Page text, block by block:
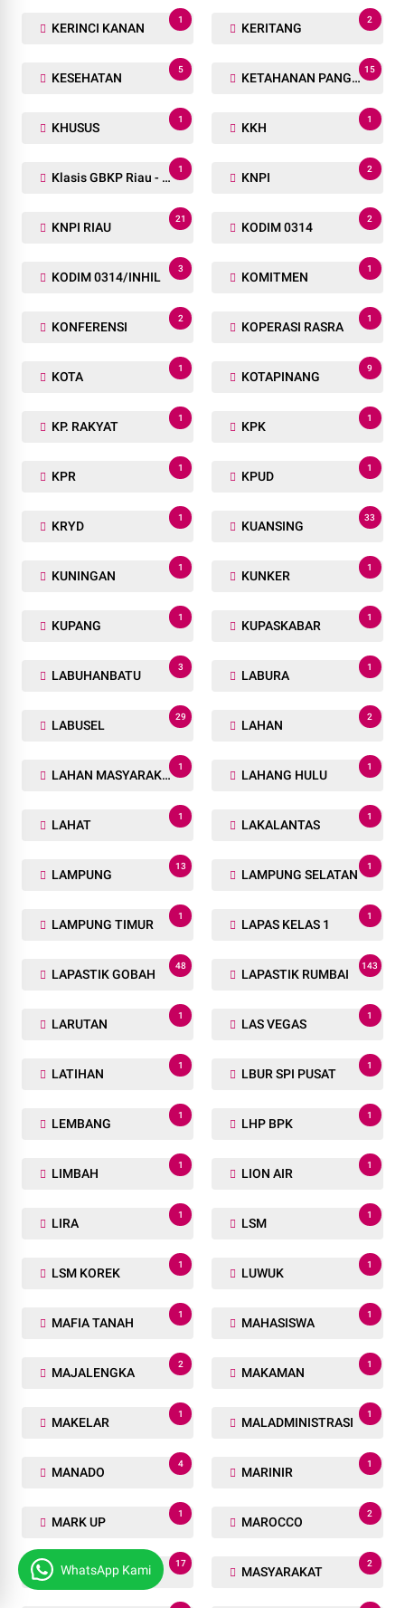
KERINCI KANAN
1
KERITANG
2
KESEHATAN
5
KETAHANAN PANGAN
15
KHUSUS
1
KKH
1
Klasis GBKP Riau - Sumbar.
1
KNPI
2
KNPI RIAU
21
KODIM 0314
2
KODIM 0314/INHIL
3
KOMITMEN
1
KONFERENSI
2
KOPERASI RASRA
1
KOTA
1
KOTAPINANG
9
KP. RAKYAT
1
KPK
1
KPR
1
KPUD
1
KRYD
1
KUANSING
33
KUNINGAN
1
KUNKER
1
KUPANG
1
KUPASKABAR
1
LABUHANBATU
3
LABURA
1
LABUSEL
29
LAHAN
2
LAHAN MASYARAKAT
1
LAHANG HULU
1
LAHAT
1
LAKALANTAS
1
LAMPUNG
13
LAMPUNG SELATAN
1
LAMPUNG TIMUR
1
LAPAS KELAS 1
1
LAPASTIK GOBAH
48
LAPASTIK RUMBAI
143
LARUTAN
1
LAS VEGAS
1
LATIHAN
1
LBUR SPI PUSAT
1
LEMBANG
1
LHP BPK
1
LIMBAH
1
LION AIR
1
LIRA
1
LSM
1
LSM KOREK
1
LUWUK
1
MAFIA TANAH
1
MAHASISWA
1
MAJALENGKA
2
MAKAMAN
1
MAKELAR
1
MALADMINISTRASI
1
MANADO
4
MARINIR
1
MARK UP
1
MAROCCO
2
MAROKO
17
MASYARAKAT
2
WhatsApp Kami